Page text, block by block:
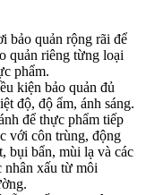
bảo quản rộng rãi để
quản riêng từng loại
phẩm.
kiện bảo quản đủ
độ, độ ẩm, ánh sáng.
để thực phẩm tiếp
với côn trùng, động
bụi bẩn, mùi lạ và các
nhân xấu từ môi